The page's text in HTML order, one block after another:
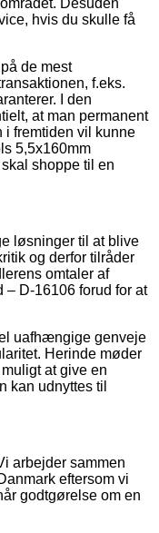
hvis du skulle få
de mest
f.eks.
I den
at man permanent
i fremtiden vil kunne
5,5x160mm
shoppe til en
løsninger til at blive
og derfor tilråder
omtaler af
– D-16106 forud for at
uafhængige genveje
Herinde møder
at give en
kan udnyttes til
arbejder sammen
eftersom vi
godtgørelse om en